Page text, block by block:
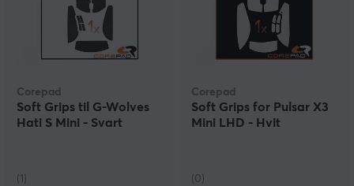
Corepad
Soft Grips til G-Wolves
Hati S Mini - Svart
(1)
Corepad
Soft Grips for Pulsar X3
Mini LHD - Hvit
(0)